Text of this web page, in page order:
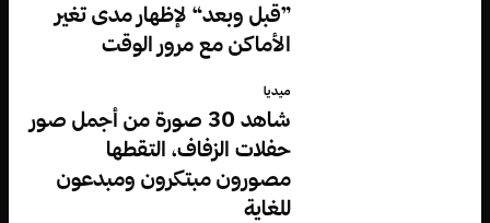
”قبل وبعد“ لإظهار مدى تغير
الأماكن مع مرور الوقت
ميديا
شاهد 30 صورة من أجمل صور
حفلات الزفاف، التقطها
مصورون مبتكرون ومبدعون
للغاية